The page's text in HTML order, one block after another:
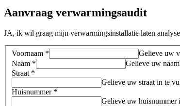
Aanvraag verwarmingsaudit
JA, ik wil graag mijn verwarmingsinstallatie laten
Voornaam *
Gelieve uw
Naam *
Gelieve uw
Straat *
Gelieve uw straat in te
Huisnummer *
Gelieve uw huisnummer